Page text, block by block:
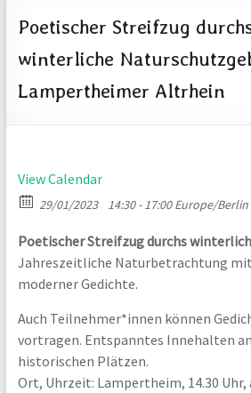
-
für
Jung
Lampertheim
Poetischer Streifzug
winterliche
Lampertheimer Altrhein
View Calendar
29/01/2023 14:30 - 17:00Europe/Berlin
Poetischer Streifzug durchs
Jahreszeitliche Naturbetrachtung
moderner Gedichte.
Auch Teilnehmer*innen können
vortragen. Entspanntes Innehalten
historischen Plätzen.
Ort, Uhrzeit: Lampertheim, 14.30 Uhr,